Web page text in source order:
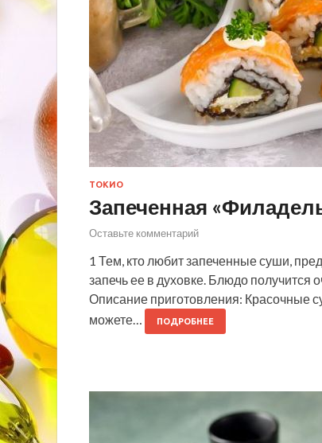
ТОКИО
Запеченная
Оставьте комментарий
1 Тем, кто любит запеченные суши,
запечь ее в духовке. Блюдо получится
Описание приготовления: Красочные
можете…
ПОДРОБНЕЕ